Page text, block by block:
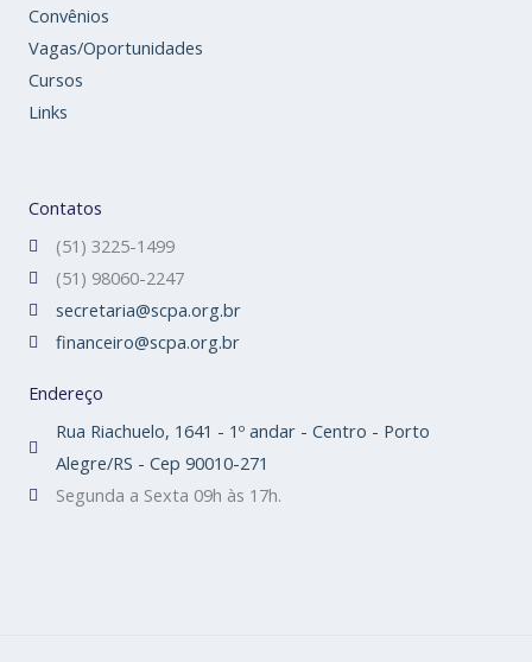
Convênios
Vagas/Oportunidades
Cursos
Links
Contatos
(51) 3225-1499
(51) 98060-2247
secretaria@scpa.org.br
financeiro@scpa.org.br
Endereço
Rua Riachuelo, 1641 - 1º andar - Centro - Porto
Alegre/RS - Cep 90010-271
Segunda a Sexta 09h às 17h.